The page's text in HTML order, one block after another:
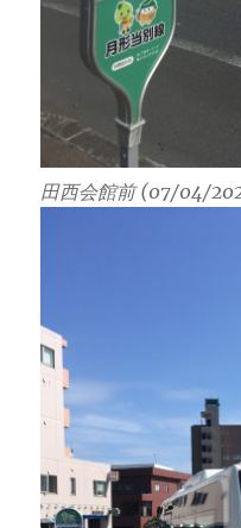
田西会館前 (07/04/